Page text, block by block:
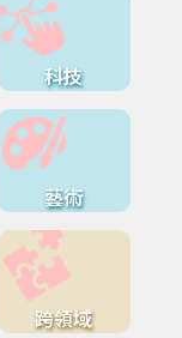
科技
藝術
跨領域